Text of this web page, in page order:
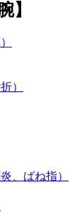
】
）
、ばね指）